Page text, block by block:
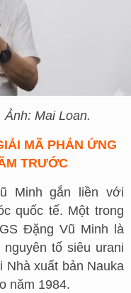
Mai Loan.
MÃ PHẢN ỨNG
TRƯỚC
Minh gắn liền với
quốc tế. Một trong
Đặng Vũ Minh là
nguyên tố siêu urani
Nhà xuất bản Nauka
năm 1984.